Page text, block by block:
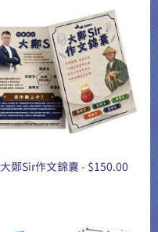
大鄭Sir作文錦囊 - $150.00